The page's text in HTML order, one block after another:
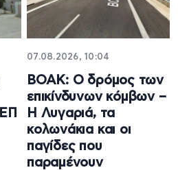
07.08.2026, 10:04
ΒΟΑΚ: Ο δρόμος των
επικίνδυνων κόμβων –
Η Λυγαριά, τα
κολωνάκια και οι
παγίδες που
παραμένουν